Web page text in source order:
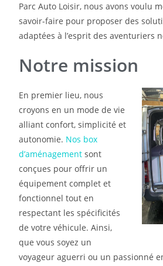
Parc Auto Loisir, nous avons voulu
savoir-faire pour proposer des
adaptées à l’esprit des aventuriers
Notre mission
En premier lieu, nous
croyons en un mode de vie
alliant confort, simplicité et
autonomie. Nos box
d’aménagement sont
conçues pour offrir un
équipement complet et
fonctionnel tout en
respectant les spécificités
de votre véhicule. Ainsi,
que vous soyez un
voyageur aguerri ou un passionné